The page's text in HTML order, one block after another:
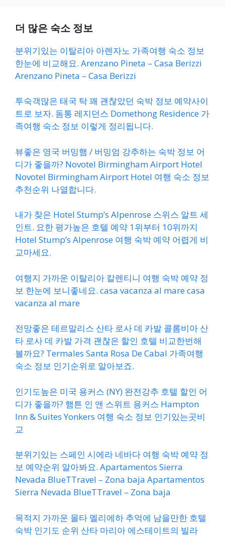
더 많은 숙소 정보
분위기있는 이탈리아 아렌자노 가족여행 숙소 정보
한눈에 비교해요. Arenzano Pineta – Casa Berizzi
Arenzano Pineta – Casa Berizzi
투숙객많은 태국 탁 꽤 괜찮았던 숙박 정보 예약사이
트로 보자. 돔통 레지던스 Domethong Residence 가
족여행 숙소 정보 이렇게 정리됩니다.
뷰좋은 영국 버밍햄 / 버밍엄 강추하는 숙박 정보 어
디가 좋을까? Novotel Birmingham Airport Hotel
Novotel Birmingham Airport Hotel 여행 숙소 정보
추천순위 나열합니다.
내가 찾은 Hotel Stump’s Alpenrose 스위스 알트 세
인트. 요한 평가높은 호텔 예약 1위부터 10위까지
Hotel Stump’s Alpenrose 여행 숙박 예약 어렵게 비
교마세요.
여행지 가까운 이탈리아 칼렌티니 여행 숙박 예약 정
보 한눈에 보니좋네요. casa vacanza al mare casa
vacanza al mare
전망좋은 테르말리스 산타 로사 데 카발 콜롬비아 산
타 로사 데 카발 가격 괜찮은 할인 호텔 비교한번해
볼까요? Termales Santa Rosa De Cabal 가족여행
숙소 정보 인기순위로 알아보죠.
인기도높은 미국 용커스 (NY) 완전강추 호텔 할인 어
디가 좋을까? 햄튼 인 앤 스위트 용커스 Hampton
Inn & Suites Yonkers 여행 숙소 정보 인기있는곳비
교
분위기있는 스페인 시에라 네바다 여행 숙박 예약 정
보 예약순위 알아봐요. Apartamentos Sierra
Nevada BlueTTravel – Zona baja Apartamentos
Sierra Nevada BlueTTravel – Zona baja
목적지 가까운 몰타 멜리에하 추억에 남을만한 호텔
숙박 인기도 순위 산타 마리아 에스테이트의 빌라